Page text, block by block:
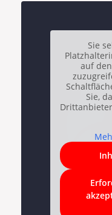
Sie
auf
Sie,